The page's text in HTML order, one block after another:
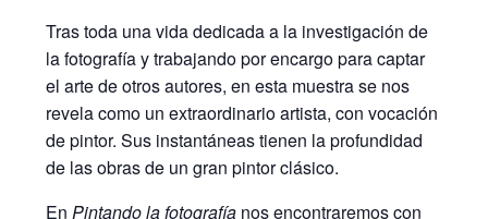
Tras toda una vida dedicada a la investigación de
la fotografía y trabajando por encargo para captar
el arte de otros autores, en esta muestra se nos
revela como un extraordinario artista, con vocación
de pintor. Sus instantáneas tienen la profundidad
de las obras de un gran pintor clásico.
En Pintando la fotografía nos encontraremos con